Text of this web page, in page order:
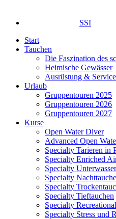
SSI
Start
Tauchen
Die Faszination des
Heimische Gewässer
Ausrüstung & Service
Urlaub
Gruppentouren 2025
Gruppentouren 2026
Gruppentouren 2027
Kurse
Open Water Diver
Advanced Open
Specialty Tarieren in
Specialty Enriched
Specialty
Specialty
Specialty
Specialty Tieftauchen
Specialty
Specialty Stress und